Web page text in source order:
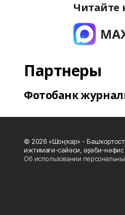
Читайте
Партнеры
Фотобанк
© 2026 «Шоңҡар» -
ижтимағи-сәйәси, әҙәби-
Об использовании